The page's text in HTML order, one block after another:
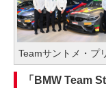
Teamサントメ・プ
「BMW Team